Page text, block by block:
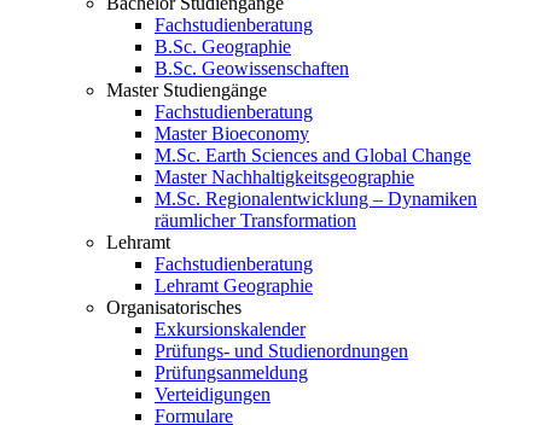
Fachstudienberatung
B.Sc. Geographie
B.Sc. Geowissenschaften
Master Studiengänge
Fachstudienberatung
Master Bioeconomy
M.Sc. Earth Sciences and Global Change
Master Nachhaltigkeitsgeographie
M.Sc. Regionalentwicklung – Dynamiken
räumlicher Transformation
Lehramt
Fachstudienberatung
Lehramt Geographie
Organisatorisches
Exkursionskalender
Prüfungs- und Studienordnungen
Prüfungsanmeldung
Verteidigungen
Formulare